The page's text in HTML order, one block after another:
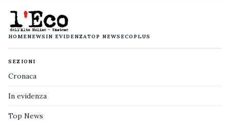
HOMENEWS IN EVIDENZATOP NEWS ECOPLUS
SEZIONI
Cronaca
In evidenza
Top News